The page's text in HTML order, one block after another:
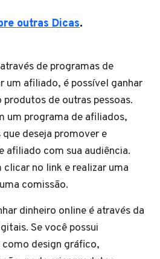
outras Dicas.
de programas de
um afiliado, é possível ganhar
de outras pessoas.
um programa de afiliados,
deseja promover e
afiliado com sua audiência.
clicar no link e realizar uma
comissão.
dinheiro online é através da
Se você possui
como design gráfico,